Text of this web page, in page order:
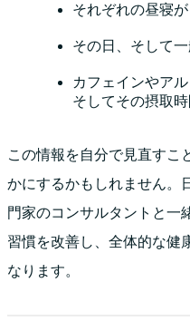
それぞれの昼寝
その日、そして
カフェインやア
そしてその摂取時
この情報を自分で見直すこ
かにするかもしれません。
門家のコンサルタントと一
習慣を改善し、全体的な健
なります。